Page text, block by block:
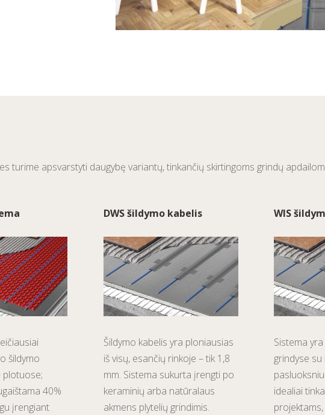
turime apsvarstyti daugybę variantų, tinkančių skirtingoms grindų
šildymo
plotuose;
40%
įrengiant
DWS šildymo kabelis
Šildymo kabelis yra ploniausias
iš visų, esančių rinkoje – tik 1,8
mm. Sistema sukurta įrengti po
keraminių arba natūralaus
akmens plytelių grindimis.
WIS
Sistema
grindyse su
idealiai